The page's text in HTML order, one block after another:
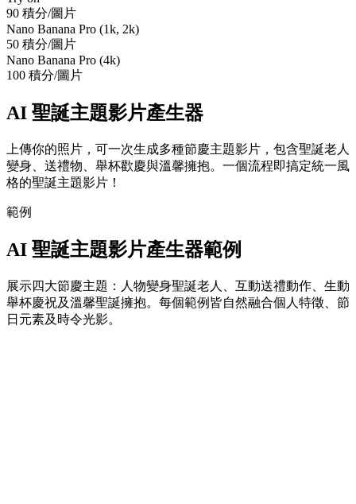
90 積分/圖片
Nano Banana Pro (1k, 2k)
50 積分/圖片
Nano Banana Pro (4k)
100 積分/圖片
AI 聖誕主題影片產生器
上傳你的照片，可一次生成多種節慶主題影片，包含聖誕老人
變身、送禮物、舉杯歡慶與溫馨擁抱。一個流程即搞定統一風
格的聖誕主題影片！
範例
AI 聖誕主題影片產生器範例
展示四大節慶主題：人物變身聖誕老人、互動送禮動作、生動
舉杯慶祝及溫馨聖誕擁抱。每個範例皆自然融合個人特徵、節
日元素及時令光影。